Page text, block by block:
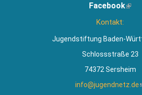
Facebook(Link
Kontakt:
Jugendstiftung Baden-
Schlossstraße 23
74372 Sersheim
info@jugendnetz.de